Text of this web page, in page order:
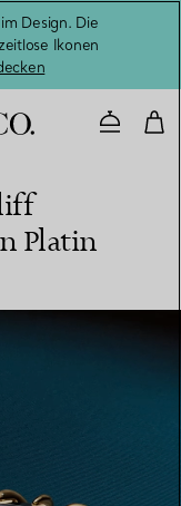
Design. Die
Ikonen
Platin